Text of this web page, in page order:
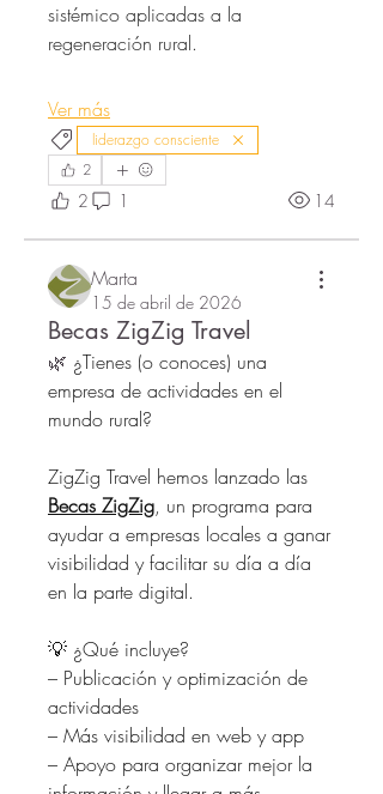
sistémico aplicadas a la
regeneración rural.
Ver más
liderazgo consciente
2
2 1 14
Marta
15 de abril de 2026
Becas ZigZig Travel
🌿 ¿Tienes (o conoces) una
empresa de actividades en el
mundo rural?
Becas ZigZig, un programa para
ayudar a empresas locales a ganar
visibilidad y facilitar su día a día
en la parte digital.
💡 ¿Qué incluye?
– Publicación y optimización de
actividades
– Más visibilidad en web y app
– Apoyo para organizar mejor la